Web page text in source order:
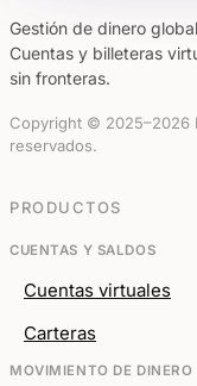
Gestión de dinero
Cuentas y billeteras
sin fronteras.
Copyright © 2025–2026
reservados.
PRODUCTOS
CUENTAS Y SALDOS
Cuentas virtuales
Carteras
MOVIMIENTO DE DINERO